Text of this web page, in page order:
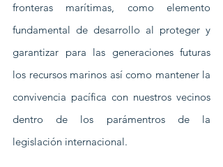
fronteras marítimas, como elemento
fundamental de desarrollo al proteger y
garantizar para las generaciones futuras
los recursos marinos así como mantener la
convivencia pacífica con nuestros vecinos
dentro de los parámentros de la
legislación internacional.